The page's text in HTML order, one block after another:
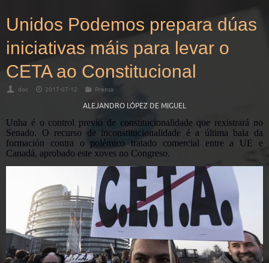
Unidos Podemos prepara dúas
iniciativas máis para levar o
CETA ao Constitucional
doc 2017-07-12 Prensa
ALEJANDRO LÓPEZ DE MIGUEL
Unha é o control previo de constitucionalidade que rexistrará no
Senado. O recurso de inconstitucionalidade é a última bala da
formación contra o polémico tratado comercial entre a UE e
Canadá, aprobado este xoves no Congreso.